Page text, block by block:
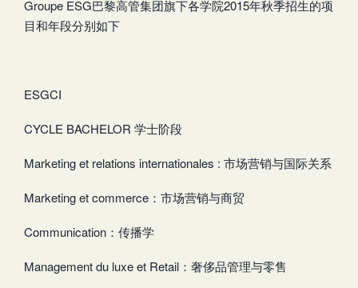
Groupe ESG巴黎高管集团旗下各学院2015年秋季招生的项
目和年段分别如下
ESGCI
CYCLE BACHELOR 学士阶段
Marketing et relations internationales : 市场营销与国际关系
Marketing et commerce：市场营销与商贸
Communication：传播学
Management du luxe et Retail：奢侈品管理与零售